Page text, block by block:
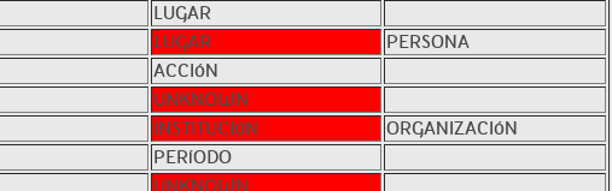
LUGAR
LUGAR
PERSONA
ACCIóN
UNKNOWN
INSTITUCIóN
ORGANIZACIóN
PERíODO
UNKNOWN